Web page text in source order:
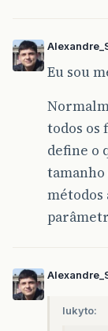
Eu sou
todos os
define o
tamanho
métodos
lukyto: